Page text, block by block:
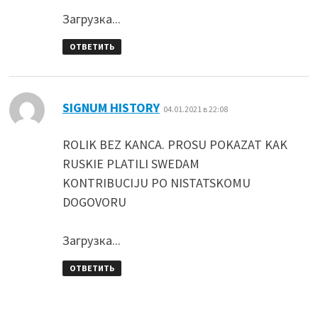
Загрузка...
ОТВЕТИТЬ
SIGNUM HISTORY: 04.01.2021 в 22:08
ROLIK BEZ KANCA. PROSU POKAZAT KAK
RUSKIE PLATILI SWEDAM
KONTRIBUCIJU PO NISTATSKOMU
DOGOVORU
Загрузка...
ОТВЕТИТЬ